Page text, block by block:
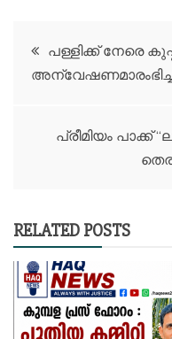
Post
navigation
പള്ളിക്ക് നേരെ
പ്രീമിയം
RELATED POSTS